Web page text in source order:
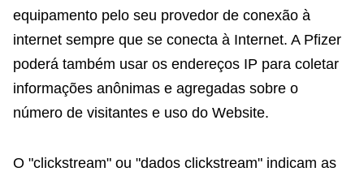
equipamento pelo seu provedor de conexão à
internet sempre que se conecta à Internet. A Pfizer
poderá também usar os endereços IP para coletar
informações anônimas e agregadas sobre o
número de visitantes e uso do Website.
O "clickstream" ou "dados clickstream" indicam as